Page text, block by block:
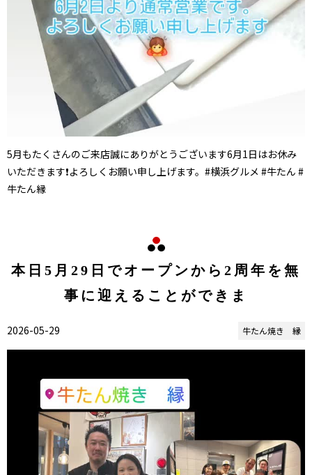
5月もたくさんのご来店誠にありがとうございます6月1日はお休み
いただきます❗よろしくお願い申し上げます。#横浜グルメ #牛たん #
牛たん縁
本日5月29日でオープンから2周年を無
事に迎えることができま
2026-05-29 牛たん焼き 縁